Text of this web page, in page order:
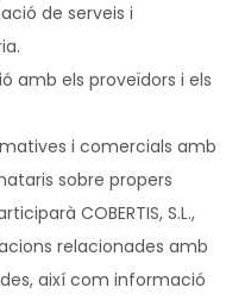
de serveis i
amb els proveïdors i els
i comercials amb
sobre propers
COBERTIS, S.L.,
relacionades amb
així com informació